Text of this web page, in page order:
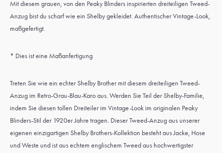
Mit diesem grauen, von den Peaky Blinders inspirierten dreiteiligen Tweed-
Anzug bist du scharf wie ein Shelby gekleidet. Authentischer Vintage-Look,
maßgefertigt.
* Dies ist eine Maßanfertigung
Treten Sie wie ein echter Shelby Brother mit diesem dreiteiligen Tweed-
Anzug im Retro-Grau-Blau-Karo aus. Werden Sie Teil der Shelby-Familie,
indem Sie diesen tollen Dreiteiler im Vintage-Look im originalen Peaky
Blinders-Stil der 1920er Jahre tragen. Dieser Tweed-Anzug aus unserer
eigenen einzigartigen Shelby Brothers-Kollektion besteht aus Jacke, Hose
und Weste und ist aus echtem englischem Tweed aus hochwertigster